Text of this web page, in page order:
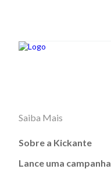
Saiba Mais
Sobre a Kickante
Lance uma campanha